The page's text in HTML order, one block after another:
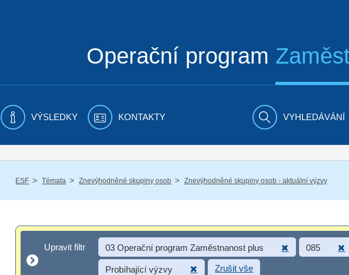
Operační program
VÝSLEDKY KONTAKTY VYHLEDÁVÁNÍ
ESF / Témata / Znevýhodněné skupiny osob / Znevýhodněné skupiny osob - aktuální výzvy
Upravit filtr
Upravit filtr 03 Operační program Zaměstnanost plus 085
Probíhající výzvy Zrušit vše